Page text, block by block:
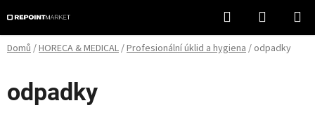
na
obsah
Hledat
KOŠÍK
Domů/HORECA & MEDICAL/Profesionální úklid a hygiena/ odpadky
odpadky